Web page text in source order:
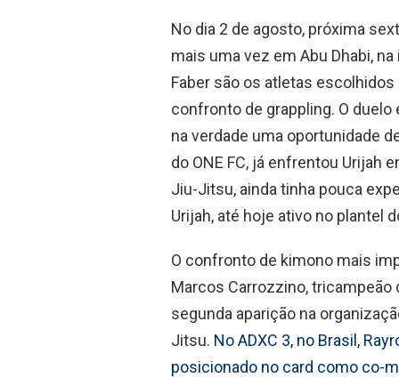
No dia 2 de agosto, próxima
mais uma vez em Abu Dhabi,
Faber são os atletas
confronto de grappling. O
na verdade uma oportunidade
do ONE FC, já enfrentou Urijah
Jiu-Jitsu, ainda tinha pouca
Urijah, até hoje ativo no plantel
O confronto de kimono mais
Marcos Carrozzino, tricampeão
segunda aparição na
Jitsu. No ADXC 3, no Brasil,
posicionado no card como co-